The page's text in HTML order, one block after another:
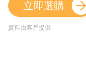
立即選購
資料由客戶提供